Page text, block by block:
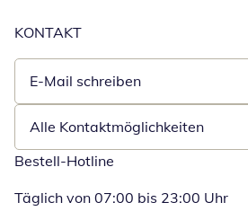
KONTAKT
E-Mail schreiben
Öffnet E-Mail-Client
Alle Kontaktmöglichkeiten
Bestell-Hotline
Täglich von 07:00 bis 23:00 Uhr